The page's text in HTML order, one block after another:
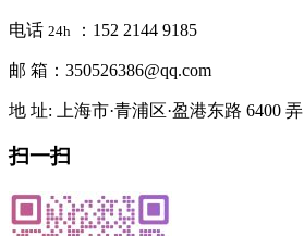
电话 24h ：152 2144 9185
邮 箱：350526386@qq.com
地 址: 上海市·青浦区·盈港东路 6400 弄
扫一扫